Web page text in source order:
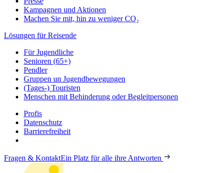
Kampagnen und Aktionen
Machen Sie mit, hin zu weniger CO₂
Lösungen für Reisende
Für Jugendliche
Senioren (65+)
Pendler
Gruppen un Jugendbewegungen
(Tages-) Touristen
Menschen mit Behinderung oder Begleitpersonen
Profis
Datenschutz
Barrierefreiheit
Fragen & KontaktEin Platz für alle ihre Antworten